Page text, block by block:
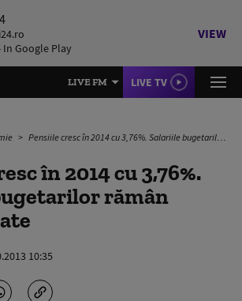
In Google Play
VIEW
LIVE FM LIVE TV
Pensiile cresc în 2014 cu 3,76%. Salariile bugetarilor rămân neschimbate
în 2014 cu 3,76%.
rămân
10:35